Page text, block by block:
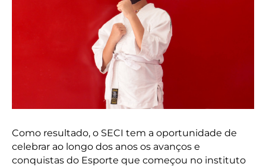
Como resultado, o SECI tem a oportunidade de
celebrar ao longo dos anos os avanços e
conquistas do Esporte que começou no instituto